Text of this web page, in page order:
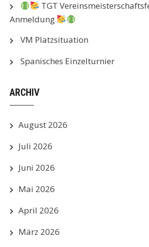
TGT
Anmeldung
VM Platzsituation
Spanisches Einzelturnier
ARCHIV
August 2026
Juli 2026
Juni 2026
Mai 2026
April 2026
März 2026